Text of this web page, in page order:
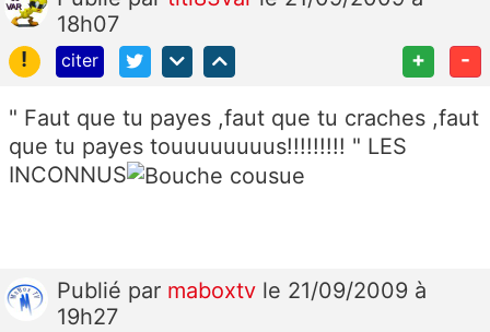
18h07
!
citer + -
" Faut que tu payes ,faut que tu craches ,faut
que tu payes touuuuuuuus!!!!!!!!! " LES
INCONNUS
Publié par maboxtv le 21/09/2009 à
19h27